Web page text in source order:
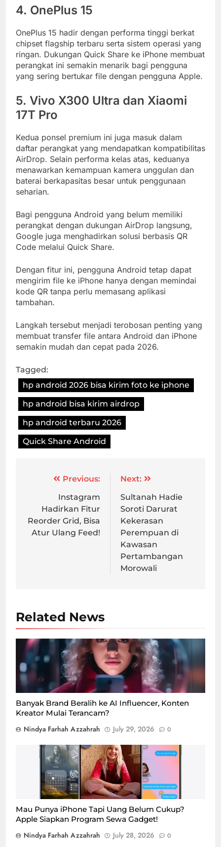
4. OnePlus 15
OnePlus 15 hadir dengan performa tinggi berkat
chipset flagship terbaru serta sistem operasi yang
ringan. Dukungan Quick Share ke iPhone membuat
perangkat ini semakin menarik bagi pengguna
yang sering bertukar file dengan pengguna Apple.
5. Vivo X300 Ultra dan Xiaomi
17T Pro
Kedua ponsel premium ini juga masuk dalam
daftar perangkat yang mendapatkan kompatibilitas
AirDrop. Selain performa kelas atas, keduanya
menawarkan kemampuan kamera unggulan dan
baterai berkapasitas besar untuk penggunaan
seharian.
Bagi pengguna Android yang belum memiliki
perangkat dengan dukungan AirDrop langsung,
Google juga menghadirkan solusi berbasis QR
Code melalui Quick Share.
Dengan fitur ini, pengguna Android tetap dapat
mengirim file ke iPhone hanya dengan memindai
kode QR tanpa perlu memasang aplikasi
tambahan.
Langkah tersebut menjadi terobosan penting yang
membuat transfer file antara Android dan iPhone
semakin mudah dan cepat pada 2026.
Tagged:
hp android 2026 bisa kirim foto ke iphone
hp android bisa kirim airdrop
hp android terbaru 2026
Quick Share Android
navigation
Previous:
Instagram
Hadirkan Fitur
Reorder Grid, Bisa
Atur Ulang Feed!
Next:
Sultanah Hadie
Soroti Darurat
Kekerasan
Perempuan di
Kawasan
Pertambangan
Morowali
Related News
Ilustrasi AI Influencer/Foto : Dok. Unsplash
Banyak Brand Beralih ke AI Influencer, Konten
Kreator Mulai Terancam?
Nindya Farhah Azzahrah July 29, 2026 0
Apple luncurkan program Apple Upgrade, pengguna
bisa sewa gadget lewat sistem langganan atau
pembayaran secara berkala/Foto : Dok. Apple
Mau Punya iPhone Tapi Uang Belum Cukup?
Apple Siapkan Program Sewa Gadget!
Nindya Farhah Azzahrah July 28, 2026 0